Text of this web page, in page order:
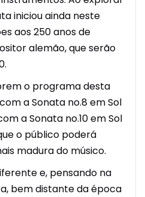
iniciou ainda neste
aos 250 anos de
alemão, que serão
o programa desta
a Sonata no.8 em Sol
a Sonata no.10 em Sol
o público poderá
madura do músico.
e, pensando na
bem distante da época